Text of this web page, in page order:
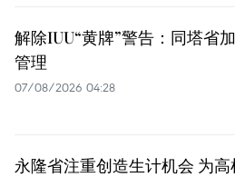
解除IUU“黄牌”警告：同塔省
管理
07/08/2026 04:28
永隆省注重创造生计机会 为高